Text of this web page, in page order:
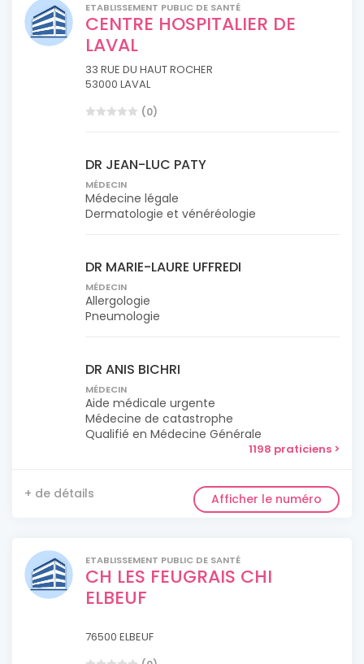
ETABLISSEMENT PUBLIC DE SANTÉ
CENTRE HOSPITALIER DE
LAVAL
33 RUE DU HAUT ROCHER
53000 LAVAL
(0)
DR JEAN-LUC PATY
MÉDECIN
Médecine légale
Dermatologie et vénéréologie
DR MARIE-LAURE UFFREDI
MÉDECIN
Allergologie
Pneumologie
DR ANIS BICHRI
MÉDECIN
Aide médicale urgente
Médecine de catastrophe
Qualifié en Médecine Générale
1198 praticiens >
+ de détails Afficher le numéro
ETABLISSEMENT PUBLIC DE SANTÉ
CH LES FEUGRAIS CHI
ELBEUF
76500 ELBEUF